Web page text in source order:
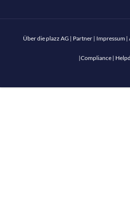
Über die plazz AG | Partner | Impressum |
|Compliance |